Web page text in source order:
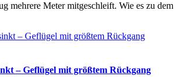
mehrere Meter mitgeschleift. Wie es zu dem
– Geflügel mit größtem Rückgang